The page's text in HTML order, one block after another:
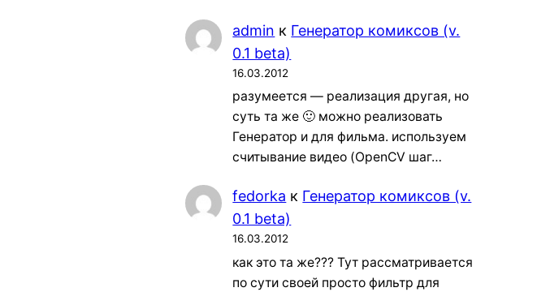
admin к Генератор комиксов (v.
0.1 beta)
16.03.2012
разумеется — реализация другая, но
суть та же 🙂 можно реализовать
Генератор и для фильма. используем
считывание видео (OpenCV шаг…
fedorka к Генератор комиксов (v.
0.1 beta)
16.03.2012
как это та же??? Тут рассматривается
по сути своей просто фильтр для